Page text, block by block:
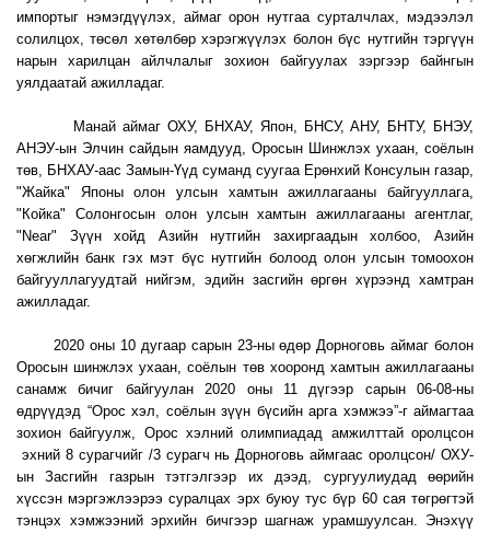
импортыг нэмэгдүүлэх, аймаг орон нутгаа сурталчлах, мэдээлэл
солилцох, төсөл хөтөлбөр хэрэгжүүлэх болон бүс нутгийн тэргүүн
нарын харилцан айлчлалыг зохион байгуулах зэргээр байнгын
уялдаатай ажилладаг.
Манай аймаг ОХУ, БНХАУ, Япон, БНСУ, АНУ, БНТУ, БНЭУ,
АНЭУ-ын Элчин сайдын яамдууд, Оросын Шинжлэх ухаан, соёлын
төв, БНХАУ-аас Замын-Үүд суманд суугаа Ерөнхий Консулын газар,
"Жайка" Японы олон улсын хамтын ажиллагааны байгууллага,
"Койка" Солонгосын олон улсын хамтын ажиллагааны агентлаг,
"Near" Зүүн хойд Азийн нутгийн захиргаадын холбоо, Азийн
хөгжлийн банк гэх мэт бүс нутгийн болоод олон улсын томоохон
байгууллагуудтай нийгэм, эдийн засгийн өргөн хүрээнд хамтран
ажилладаг.
2020 оны 10 дугаар сарын 23-ны өдөр Дорноговь аймаг болон
Оросын шинжлэх ухаан, соёлын төв хооронд хамтын ажиллагааны
санамж бичиг байгуулан 2020 оны 11 дүгээр сарын 06-08-ны
өдрүүдэд “Орос хэл, соёлын зүүн бүсийн арга хэмжээ”-г аймагтаа
зохион байгуулж, Орос хэлний олимпиадад амжилттай оролцсон
эхний 8 сурагчийг /3 сурагч нь Дорноговь аймгаас оролцсон/ ОХУ-
ын Засгийн газрын тэтгэлгээр их дээд, сургуулиудад өөрийн
хүссэн мэргэжлээрээ суралцах эрх буюу тус бүр 60 сая төгрөгтэй
тэнцэх хэмжээний эрхийн бичгээр шагнаж урамшуулсан. Энэхүү